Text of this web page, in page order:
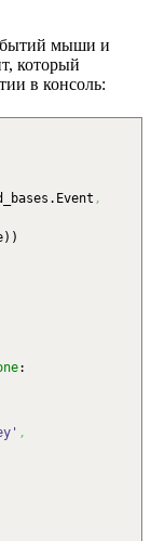
мыши и
который
в консоль:
. Event ,
) )
:
,